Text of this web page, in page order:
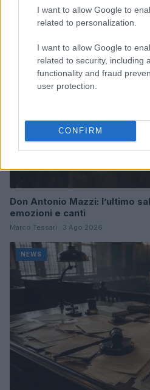
I want to allow Google to
related to personalization.
I want to allow Google to
related to security, including
functionality and fraud
user protection.
CONFIRM
Alessandro Tassinari · 7 Ago 2026
Don Antonio Mazzi: l’ultimo
emozioni e canti
Marco Tessari · 3 Ago 2026
NEWS